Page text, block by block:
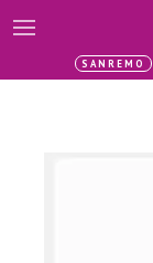
SANREMO